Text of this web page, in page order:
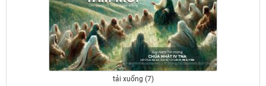
tải xuống (7)